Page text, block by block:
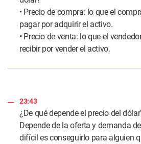
• Precio de compra: lo que el
pagar por adquirir el activo.
• Precio de venta: lo que el
recibir por vender el activo.
23:43
¿De qué depende el precio del
Depende de la oferta y demanda
difícil es conseguirlo para alguien